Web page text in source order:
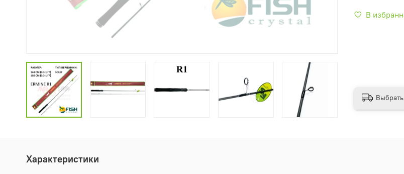
В
Выбрать
Характеристики